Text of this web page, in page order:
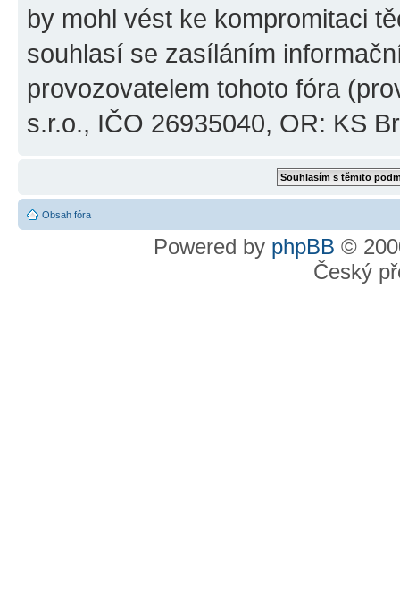
by mohl vést ke kompromitaci
souhlasí se zasíláním
provozovatelem tohoto fóra
s.r.o., IČO 26935040, OR: KS
Obsah fóra
Powered by phpBB ©
Český